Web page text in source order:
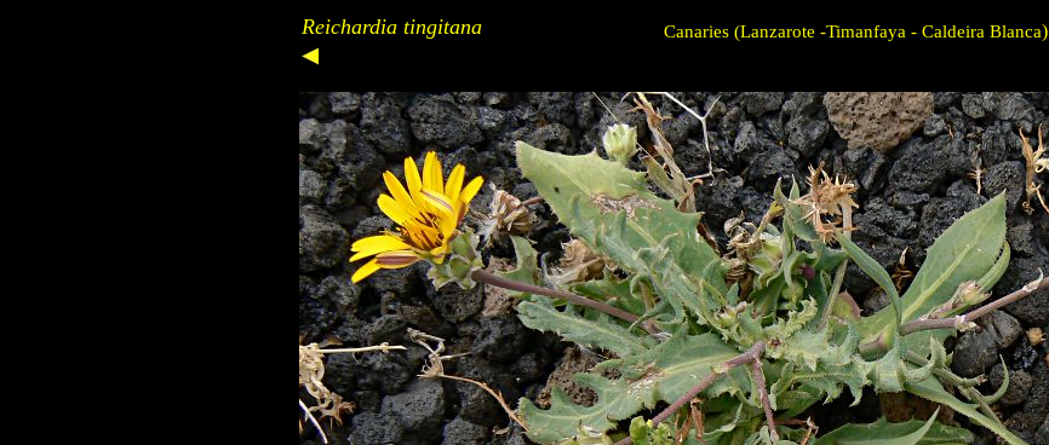
Reichardia tingitana Canaries (Lanzarote -Timanfaya - Caldeira Blanca)